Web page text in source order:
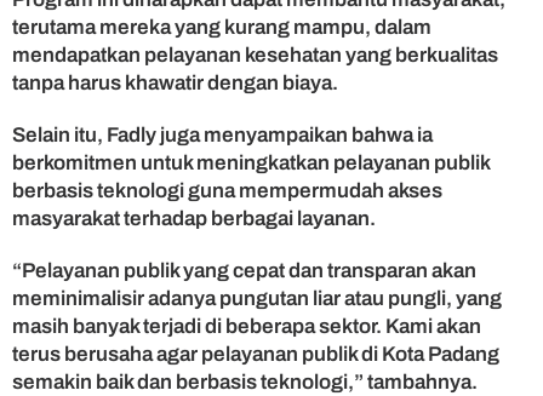
terutama mereka yang kurang mampu, dalam
mendapatkan pelayanan kesehatan yang berkualitas
tanpa harus khawatir dengan biaya.
Selain itu, Fadly juga menyampaikan bahwa ia
berkomitmen untuk meningkatkan pelayanan publik
berbasis teknologi guna mempermudah akses
masyarakat terhadap berbagai layanan.
“Pelayanan publik yang cepat dan transparan akan
meminimalisir adanya pungutan liar atau pungli, yang
masih banyak terjadi di beberapa sektor. Kami akan
terus berusaha agar pelayanan publik di Kota Padang
semakin baik dan berbasis teknologi,” tambahnya.